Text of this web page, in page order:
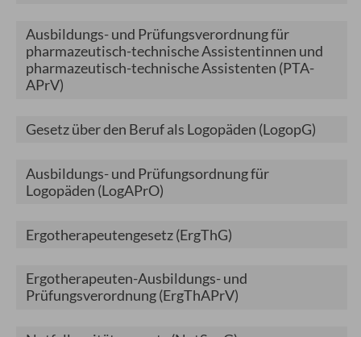
Ausbildungs- und Prüfungsverordnung für
pharmazeutisch-technische Assistentinnen und
pharmazeutisch-technische Assistenten (PTA-
APrV)
Gesetz über den Beruf als Logopäden (LogopG)
Ausbildungs- und Prüfungsordnung für
Logopäden (LogAPrO)
Ergotherapeutengesetz(ErgThG)
Ergotherapeuten-Ausbildungs- und
Prüfungsverordnung(ErgThAPrV)